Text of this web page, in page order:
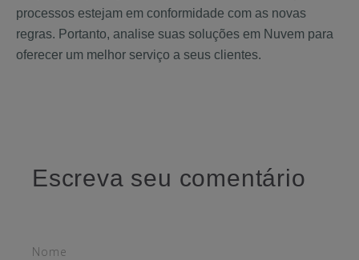
processos estejam em conformidade com as novas
regras. Portanto, analise suas soluções em Nuvem para
oferecer um melhor serviço a seus clientes.
Escreva seu comentário
Nome